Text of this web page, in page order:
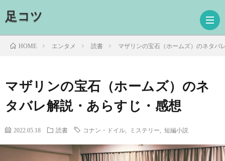
足コツ
マ
画
読
HOME エンタメ 読書 マザリンの宝石（ホームズ）のネタバ
マザリンの宝石（ホームズ）のネ
タバレ解説・あらすじ・感想
2022.05.18 読書 コナン・ドイル ミステリー 短編小説